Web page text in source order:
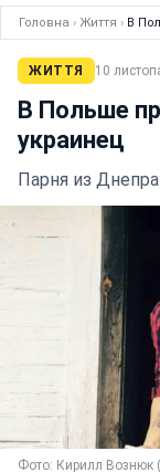
Головна › Життя › В
ЖИТТЯ 10
В Польше
украинец
Парня из
Фото: Кирилл Вознюк